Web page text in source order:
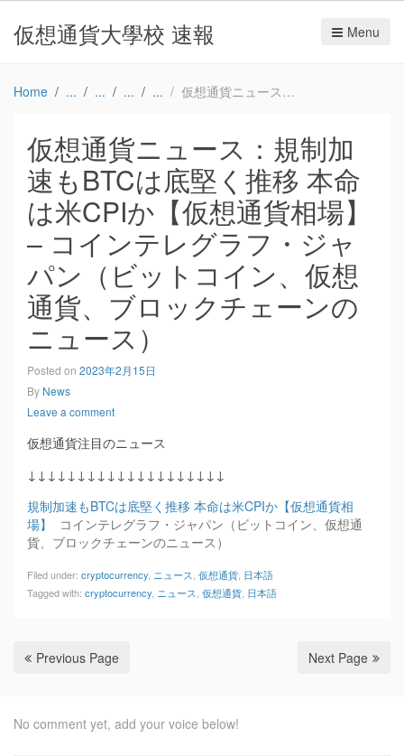
仮想通貨大學校 速報 Menu
Home 仮想通貨ニュース：規制加速もBTCは底堅く推移 本命は米CPIか【仮想通貨相場】 – コインテレグラフ・ジャパン（ビットコイン、仮想通貨、ブロックチェーンのニュース）
仮想通貨ニュース：規制加
速もBTCは底堅く推移 本命
は米CPIか【仮想通貨相場】
– コインテレグラフ・ジャ
パン（ビットコイン、仮想
通貨、ブロックチェーンの
ニュース）
Posted on 2023年2月15日
By News
Leave a comment
仮想通貨注目のニュース
↓↓↓↓↓↓↓↓↓↓↓↓↓↓↓↓↓↓↓↓
規制加速もBTCは底堅く推移 本命は米CPIか【仮想通貨相
場】
コインテレグラフ・ジャパン（ビットコイン、仮想通
貨、ブロックチェーンのニュース）
Filed under: cryptocurrency ニュース 仮想通貨 日本語
Tagged with: cryptocurrency ニュース 仮想通貨 日本語
Previous Page Next Page
No comment yet, add your voice below!